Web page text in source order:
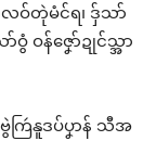
ဝ်တုဲမံင်ရ၊ ဒှ်သာ်
ဝန်ဇၞော်ဍုင်သ္အာ
ကြဴနူဒပ်ပၞာန် သီအ